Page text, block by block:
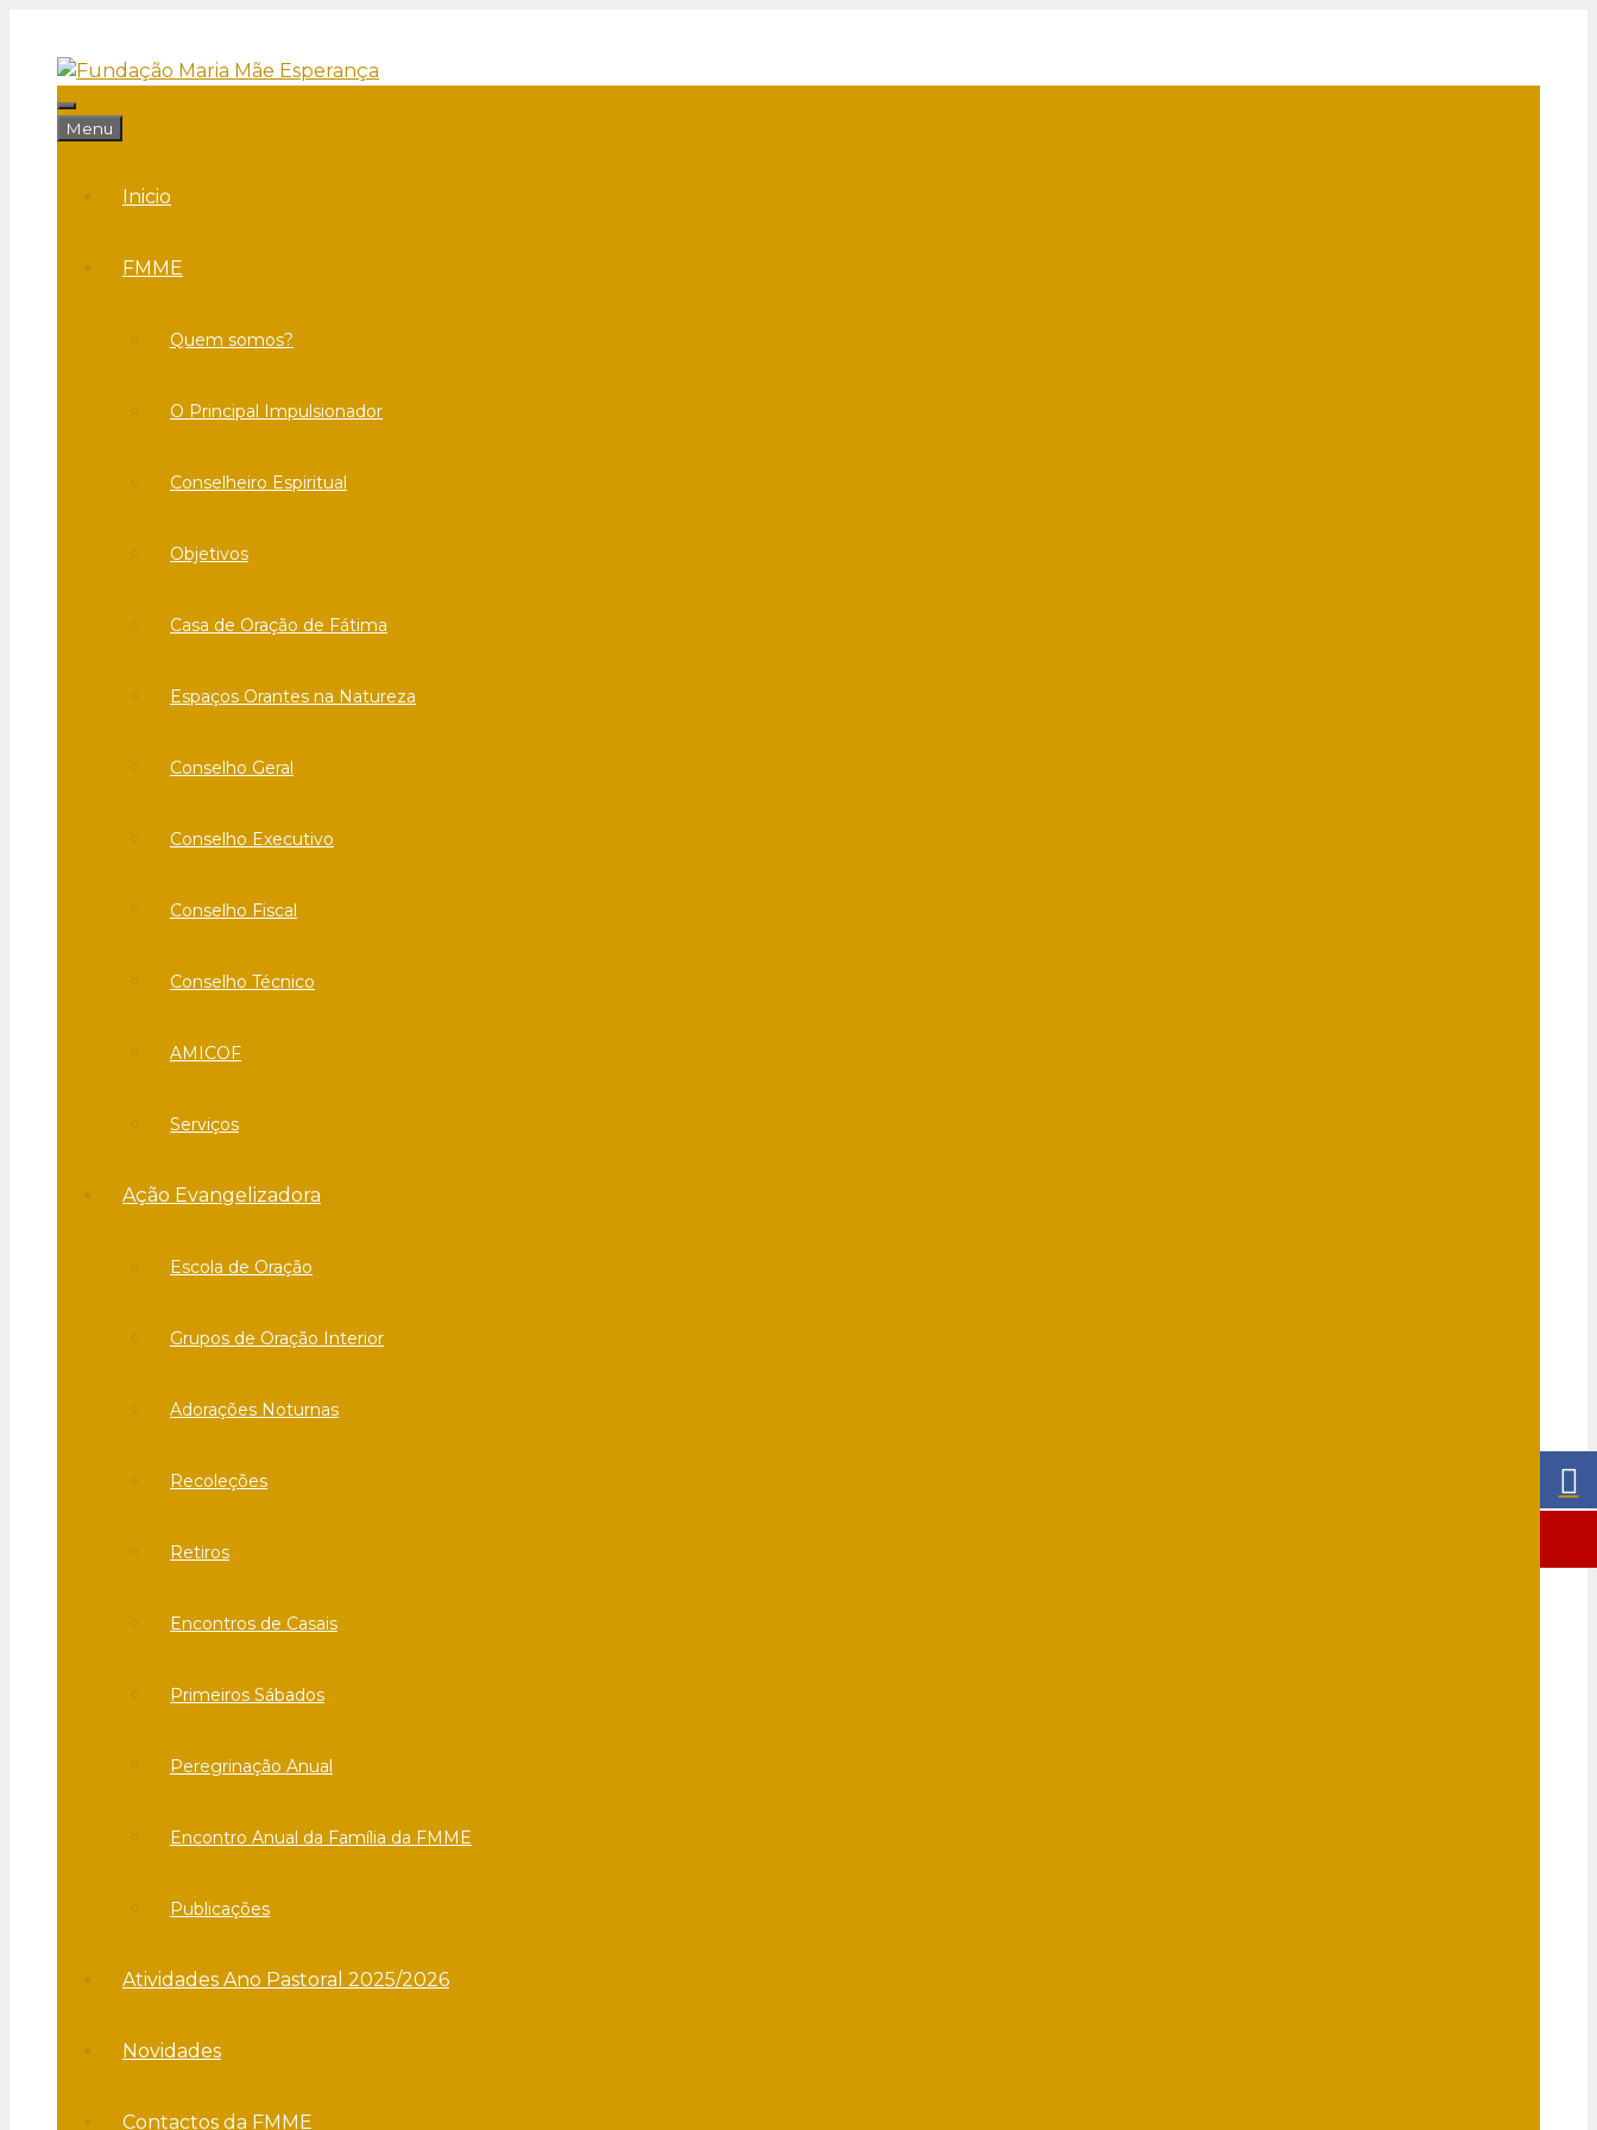
conteúdo
Menu
Menu
Inicio
FMME
Quem somos?
O Principal Impulsionador
Conselheiro Espiritual
Objetivos
Casa de Oração de Fátima
Espaços Orantes na Natureza
Conselho Geral
Conselho Executivo
Conselho Fiscal
Conselho Técnico
AMICOF
Serviços
Ação Evangelizadora
Escola de Oração
Grupos de Oração Interior
Adorações Noturnas
Recoleções
Retiros
Encontros de Casais
Primeiros Sábados
Peregrinação Anual
Encontro Anual da Família da FMME
Publicações
Atividades Ano Pastoral 2025/2026
Novidades
Contactos da FMME